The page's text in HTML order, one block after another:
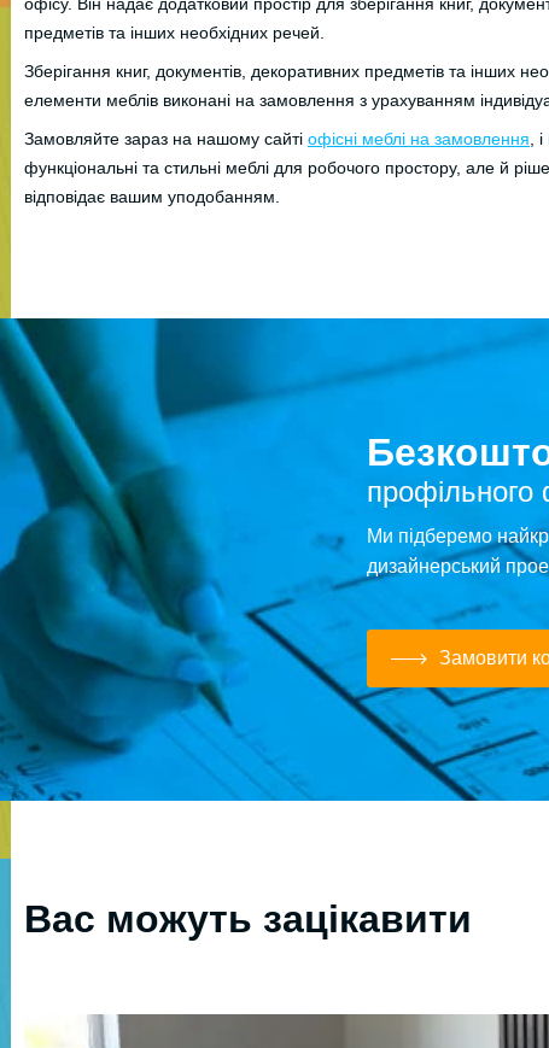
предметів та інших необхідних речей.
Зберігання книг, документів, декоративних предметів та інших
елементи меблів виконані на замовлення з урахуванням
Замовляйте зараз на нашому сайті офісні меблі на замовлення,
функціональні та стильні меблі для робочого простору, але й
відповідає вашим уподобанням.
профільного
Ми підберемо
дизайнерський
Замовити
Вас можуть зацікавити